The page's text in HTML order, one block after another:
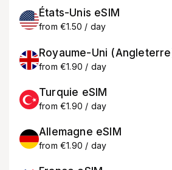
États-Unis eSIM
from €1.50 / day
Royaume-Uni
from €1.90 / day
Turquie eSIM
from €1.90 / day
Allemagne eSIM
from €1.90 / day